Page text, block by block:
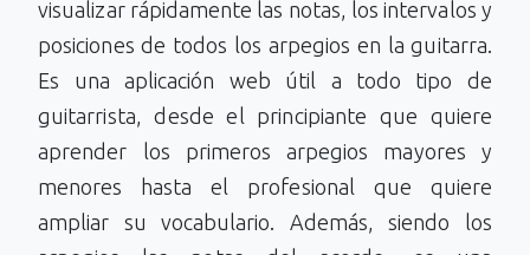
visualizar rápidamente las notas, los intervalos y
posiciones de todos los arpegios en la guitarra.
Es una aplicación web útil a todo tipo de
guitarrista, desde el principiante que quiere
aprender los primeros arpegios mayores y
menores hasta el profesional que quiere
ampliar su vocabulario. Además, siendo los